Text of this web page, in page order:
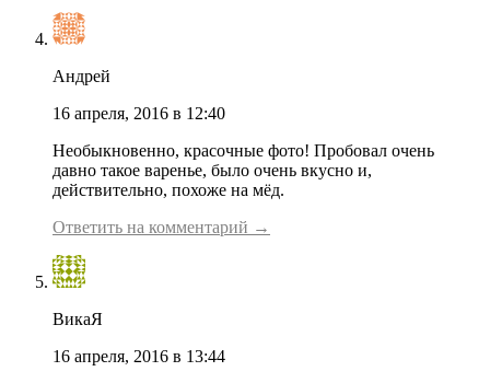
Андрей
16 апреля, 2016 в 12:40
Необыкновенно, красочные фото! Пробовал очень
давно такое варенье, было очень вкусно и,
действительно, похоже на мёд.
Ответить на комментарий →
ВикаЯ
16 апреля, 2016 в 13:44